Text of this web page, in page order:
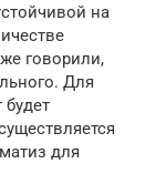
на
говорили,
Для
для